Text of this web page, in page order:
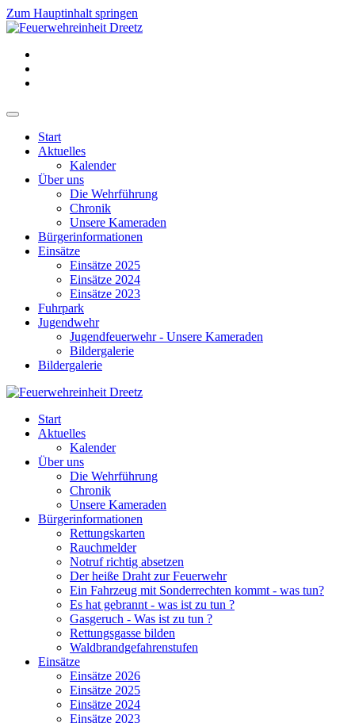
Zum Hauptinhalt springen
Start
Aktuelles
Kalender
Über uns
Die Wehrführung
Chronik
Unsere Kameraden
Bürgerinformationen
Einsätze
Einsätze 2025
Einsätze 2024
Einsätze 2023
Fuhrpark
Jugendwehr
Jugendfeuerwehr - Unsere Kameraden
Bildergalerie
Bildergalerie
Start
Aktuelles
Kalender
Über uns
Die Wehrführung
Chronik
Unsere Kameraden
Bürgerinformationen
Rettungskarten
Rauchmelder
Notruf richtig absetzen
Der heiße Draht zur Feuerwehr
Ein Fahrzeug mit Sonderrechten kommt - was tun?
Es hat gebrannt - was ist zu tun ?
Gasgeruch - Was ist zu tun ?
Rettungsgasse bilden
Waldbrandgefahrenstufen
Einsätze
Einsätze 2026
Einsätze 2025
Einsätze 2024
Einsätze 2023